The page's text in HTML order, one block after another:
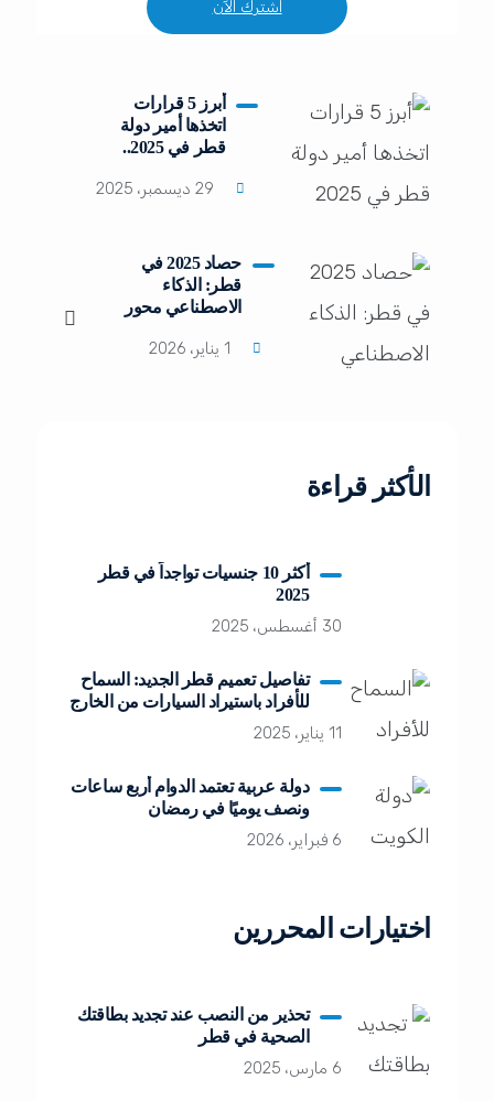
اشترك الآن
أبرز 5 قرارات
اتخذها أمير دولة
قطر في 2025..
29 ديسمبر، 2025
حصاد 2025 في
قطر: الذكاء
الاصطناعي محور
1 يناير، 2026
الأكثر قراءة
أكثر 10 جنسيات تواجداً في قطر
2025
30 أغسطس، 2025
تفاصيل تعميم قطر الجديد: السماح
للأفراد باستيراد السيارات من الخارج
11 يناير، 2025
دولة عربية تعتمد الدوام أربع ساعات
ونصف يوميًا في رمضان
6 فبراير، 2026
اختيارات المحررين
تحذير من النصب عند تجديد بطاقتك
الصحية في قطر
6 مارس، 2025